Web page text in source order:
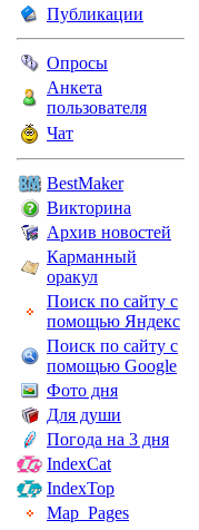
Публикации
Опросы
Анкета
пользователя
Чат
BestMaker
Викторина
Архив новостей
Карманный
оракул
Поиск по сайту с
помощью Яндекс
Поиск по сайту с
помощью Google
Фото дня
Для души
Погода на 3 дня
IndexCat
IndexTop
Map_Pages